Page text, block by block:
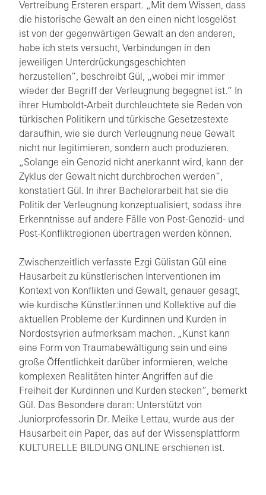
Vertreibung Ersteren erspart. „Mit dem Wissen, dass
die historische Gewalt an den einen nicht losgelöst
ist von der gegenwärtigen Gewalt an den anderen,
habe ich stets versucht, Verbindungen in den
jeweiligen Unterdrückungsgeschichten
herzustellen“, beschreibt Gül, „wobei mir immer
wieder der Begriff der Verleugnung begegnet ist.“ In
ihrer Humboldt-Arbeit durchleuchtete sie Reden von
türkischen Politikern und türkische Gesetzestexte
daraufhin, wie sie durch Verleugnung neue Gewalt
nicht nur legitimieren, sondern auch produzieren.
„Solange ein Genozid nicht anerkannt wird, kann der
Zyklus der Gewalt nicht durchbrochen werden“,
konstatiert Gül. In ihrer Bachelorarbeit hat sie die
Politik der Verleugnung konzeptualisiert, sodass ihre
Erkenntnisse auf andere Fälle von Post-Genozid- und
Post-Konfliktregionen übertragen werden können.
Zwischenzeitlich verfasste Ezgi Gülistan Gül eine
Hausarbeit zu künstlerischen Interventionen im
Kontext von Konflikten und Gewalt, genauer gesagt,
wie kurdische Künstler:innen und Kollektive auf die
aktuellen Probleme der Kurdinnen und Kurden in
Nordostsyrien aufmerksam machen. „Kunst kann
eine Form von Traumabewältigung sein und eine
große Öffentlichkeit darüber informieren, welche
komplexen Realitäten hinter Angriffen auf die
Freiheit der Kurdinnen und Kurden stecken“, bemerkt
Gül. Das Besondere daran: Unterstützt von
Juniorprofessorin Dr. Meike Lettau, wurde aus der
Hausarbeit ein Paper, das auf der Wissensplattform
KULTURELLE BILDUNG ONLINE erschienen ist.